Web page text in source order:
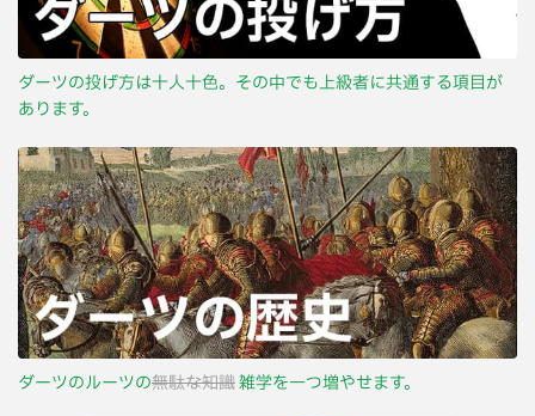
ダーツの投げ方は十人十色。その中でも上級者に共通する項目が
あります。
ダーツのルーツの無駄な知識雑学を一つ増やせます。